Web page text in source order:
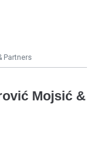
Partners
Mojsić &